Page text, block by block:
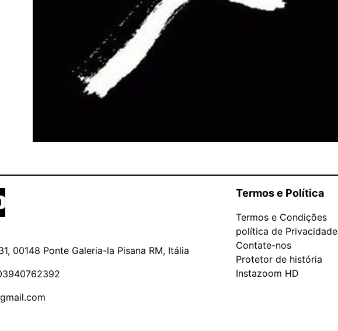
00148 Ponte Galeria-la Pisana RM, Itália
Termos e Política
Termos e Condições
política de Privacidade
Contate-nos
Protetor de história
Instazoom HD